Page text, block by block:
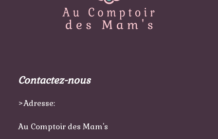
Contactez-nous
>Adresse:
Au Comptoir des Mam's